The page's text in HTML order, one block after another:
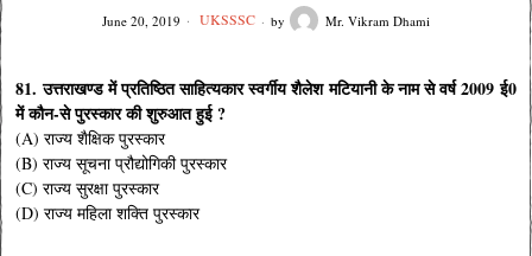
June 20, 2019 UKSSSC by Mr. Vikram Dhami
81. उत्तराखण्ड में प्रतिष्ठित साहित्यकार स्वर्गीय शैलेश मटियानी के नाम से वर्ष 2009 ई0
में कौन-से पुरस्कार की शुरुआत हुई ?
(A) राज्य शैक्षिक पुरस्कार
(B) राज्य सूचना प्रौद्योगिकी पुरस्कार
(C) राज्य सुरक्षा पुरस्कार
(D) राज्य महिला शक्ति पुरस्कार